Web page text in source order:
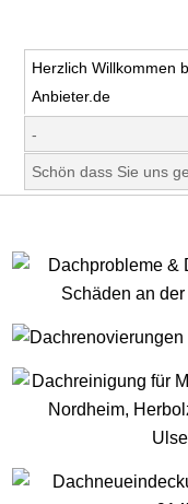
Herzlich Willkommen
Anbieter.de
-
Schön dass Sie uns